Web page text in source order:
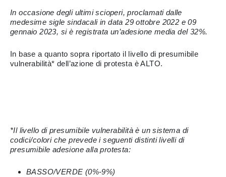
In occasione degli ultimi scioperi, proclamati dalle
medesime sigle sindacali in data 29 ottobre 2022 e 09
gennaio 2023, si è registrata un’adesione media del 32%.
In base a quanto sopra riportato il livello di presumibile
vulnerabilità* dell’azione di protesta è ALTO.
*Il livello di presumibile vulnerabilità è un sistema di
codici/colori che prevede i seguenti distinti livelli di
presumibile adesione alla protesta:
BASSO/VERDE (0%-9%)